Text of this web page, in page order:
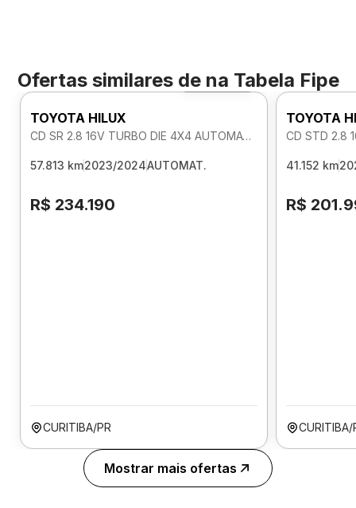
Ofertas similares de na Tabela Fipe
Foto 360º
TOYOTA HILUX
CD SR 2.8 16V TURBO DIE 4X4 AUTOMATICO
57.813 km2023/2024AUTOMAT.
R$ 234.190
CURITIBA/PR
TOYOTA
CD STD 2.8
41.152 km
R$
CURITIBA/
Mostrar mais ofertas